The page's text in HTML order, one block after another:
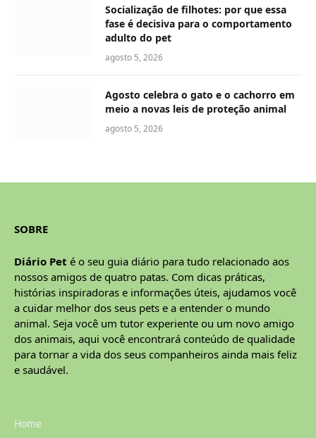
Socialização de filhotes: por que essa
fase é decisiva para o comportamento
adulto do pet
agosto 5, 2026
Agosto celebra o gato e o cachorro em
meio a novas leis de proteção animal
agosto 5, 2026
SOBRE
Diário Pet é o seu guia diário para tudo relacionado aos
nossos amigos de quatro patas. Com dicas práticas,
histórias inspiradoras e informações úteis, ajudamos você
a cuidar melhor dos seus pets e a entender o mundo
animal. Seja você um tutor experiente ou um novo amigo
dos animais, aqui você encontrará conteúdo de qualidade
para tornar a vida dos seus companheiros ainda mais feliz
e saudável.
Home